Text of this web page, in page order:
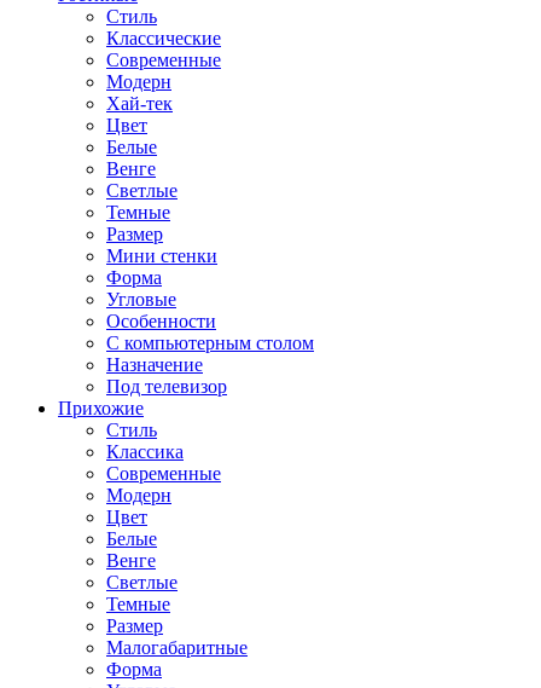
Стиль
Классические
Современные
Модерн
Хай-тек
Цвет
Белые
Венге
Светлые
Темные
Размер
Мини стенки
Форма
Угловые
Особенности
С компьютерным столом
Назначение
Под телевизор
Прихожие
Стиль
Классика
Современные
Модерн
Цвет
Белые
Венге
Светлые
Темные
Размер
Малогабаритные
Форма